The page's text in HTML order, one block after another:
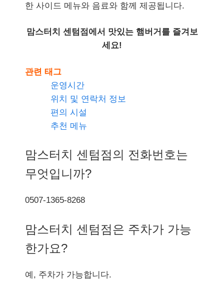
한 사이드 메뉴와 음료와 함께 제공됩니다.
맘스터치 센텀점에서 맛있는 햄버거를 즐겨보
세요!
관련 태그
운영시간
위치 및 연락처 정보
편의 시설
추천 메뉴
맘스터치 센텀점의 전화번호는
무엇입니까?
0507-1365-8268
맘스터치 센텀점은 주차가 가능
한가요?
예, 주차가 가능합니다.